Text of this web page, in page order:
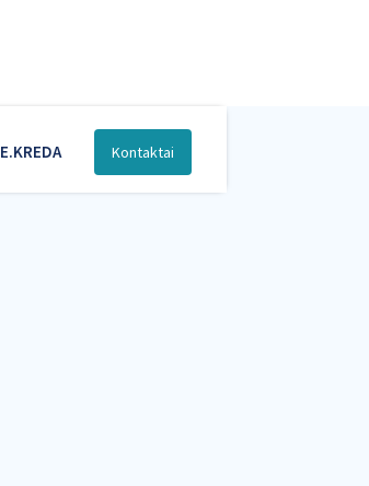
E.KREDA Kontaktai